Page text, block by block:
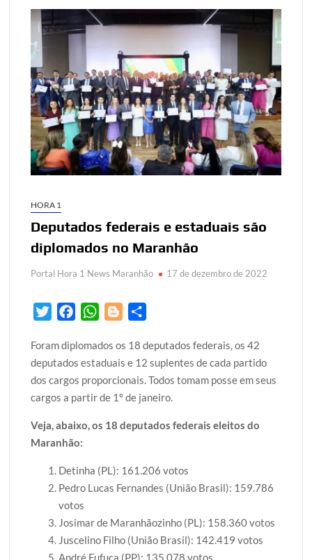
HORA 1
Deputados federais e estaduais são
diplomados no Maranhão
Portal Hora 1 News Maranhão 17 de dezembro de 2022
i
t
t
e
c
e
b
o
k
W
a
t
s
A
o
g
g
e
r
a
r
e
Foram diplomados os 18 deputados federais, os 42
deputados estaduais e 12 suplentes de cada partido
dos cargos proporcionais. Todos tomam posse em seus
cargos a partir de 1º de janeiro.
Veja, abaixo, os 18 deputados federais eleitos do
Maranhão:
Detinha (PL): 161.206 votos
Pedro Lucas Fernandes (União Brasil): 159.786
votos
Josimar de Maranhãozinho (PL): 158.360 votos
Juscelino Filho (União Brasil): 142.419 votos
André Fufuca (PP): 135.078 votos